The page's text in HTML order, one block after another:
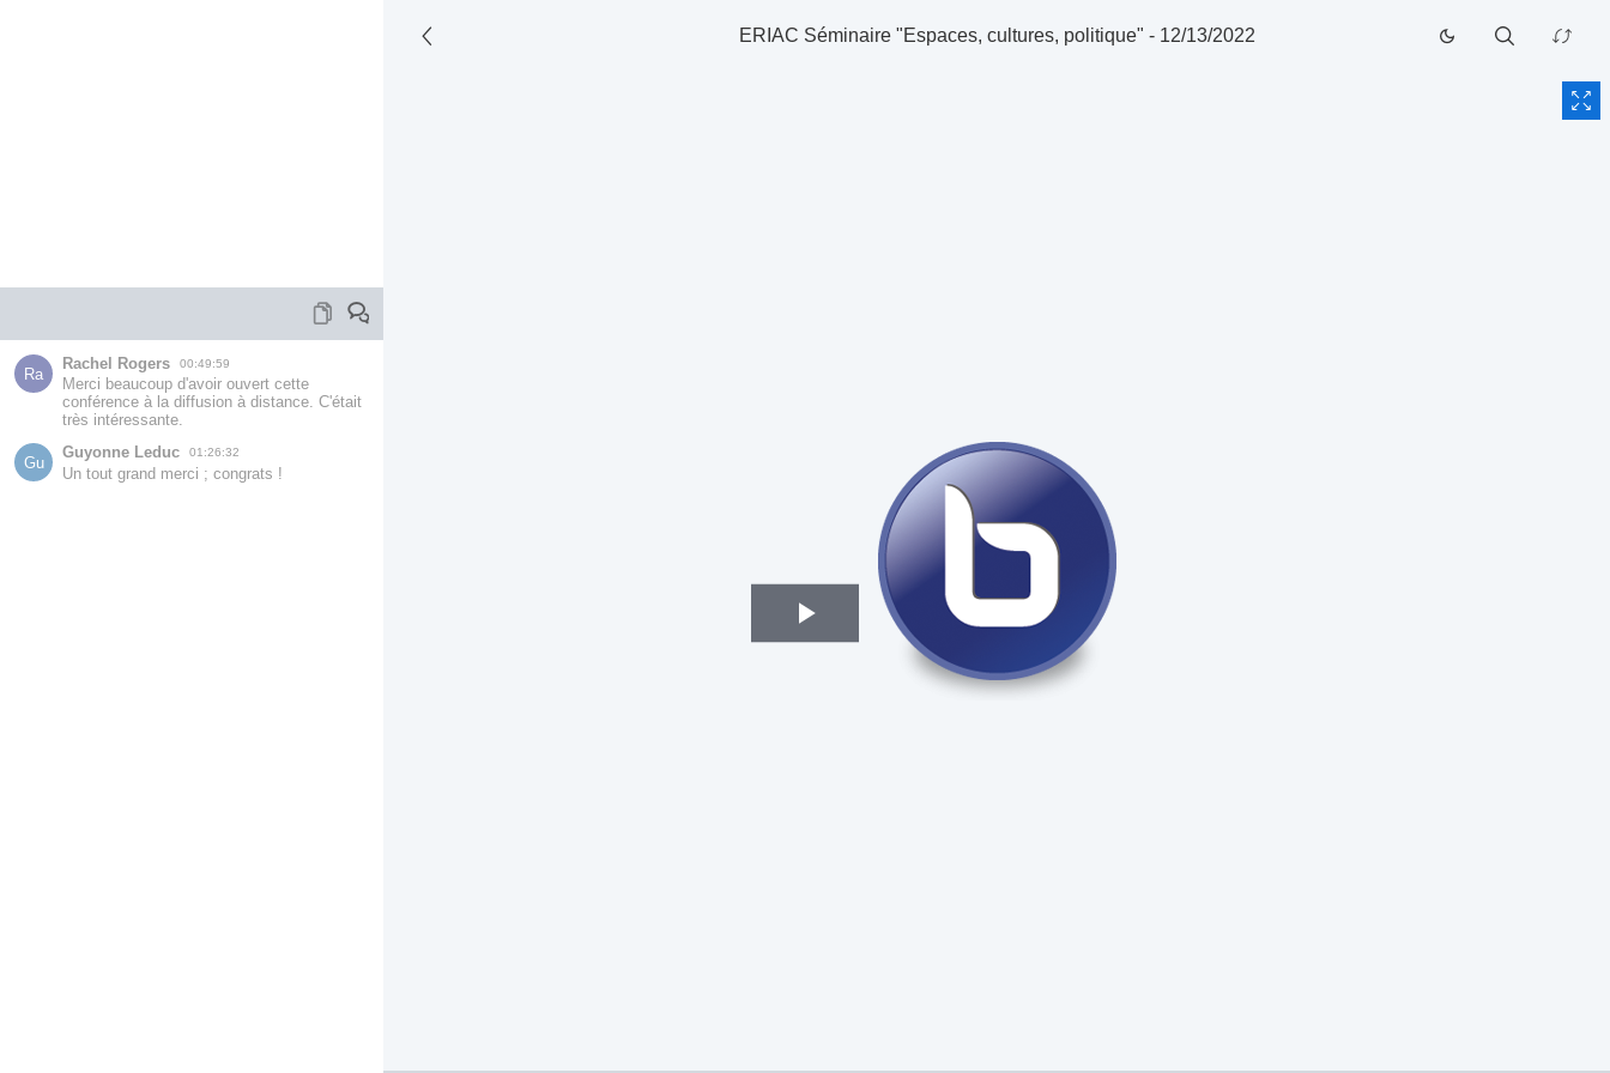
ERIAC Séminaire "Espaces, cultures, politique" - 12/13/2022
Play
Ra
Rachel Rogers 00:49:59
Merci beaucoup d'avoir ouvert cette
conférence à la diffusion à distance. C'était
très intéressante.
Gu
Guyonne Leduc 01:26:32
Un tout grand merci ; congrats !